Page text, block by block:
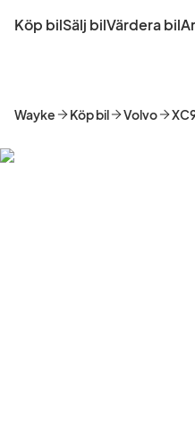
tillKöp bilSälj bilVärdera bil
Wayke Köp bil Volvo